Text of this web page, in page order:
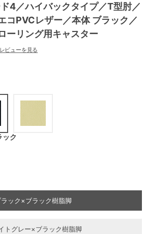
4／ハイバックタイプ／T型肘／
コPVCレザー／本体 ブラック／
ーリング用キャスター
レビューを見る
ック
ラック×ブラック樹脂脚
トグレー×ブラック樹脂脚